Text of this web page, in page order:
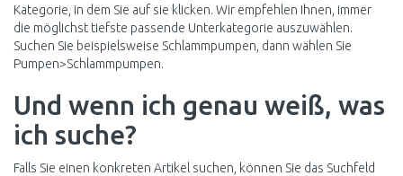
Kategorie, in dem Sie auf sie klicken. Wir empfehlen Ihnen, immer
die möglichst tiefste passende Unterkategorie auszuwählen.
Suchen Sie beispielsweise Schlammpumpen, dann wählen Sie
Pumpen>Schlammpumpen.
Und wenn ich genau weiß, was
ich suche?
Falls Sie einen konkreten Artikel suchen, können Sie das Suchfeld